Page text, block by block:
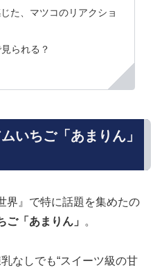
た、マツコのリアクショ
られる？
いちご「あまりん」
界』で特に話題を集めたの
「あまりん」 。
乳なしでも“スイーツ級の甘